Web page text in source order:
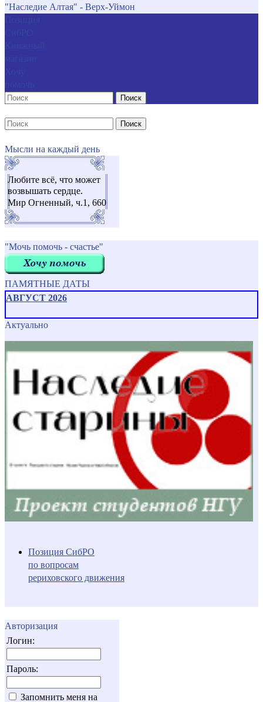
"Наследие Алтая" - Верх-Уймон
Поиск
Поиск
Мысли на каждый день
Любите всё, что может
возвышать сердце.
Мир Огненный, ч.1, 660
"Мочь помочь - счастье"
ПАМЯТНЫЕ ДАТЫ
АВГУСТ 2026
Актуально
Позиция СибРО
по вопросам
рериховского движения
Авторизация
Логин:
Пароль:
Запомнить меня на